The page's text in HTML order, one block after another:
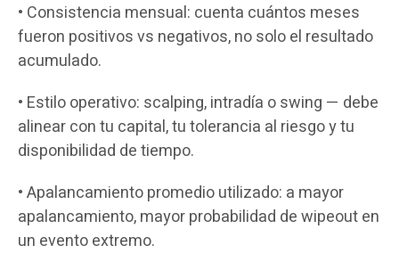
• Consistencia mensual: cuenta cuántos meses
fueron positivos vs negativos, no solo el resultado
acumulado.
• Estilo operativo: scalping, intradía o swing — debe
alinear con tu capital, tu tolerancia al riesgo y tu
disponibilidad de tiempo.
• Apalancamiento promedio utilizado: a mayor
apalancamiento, mayor probabilidad de wipeout en
un evento extremo.